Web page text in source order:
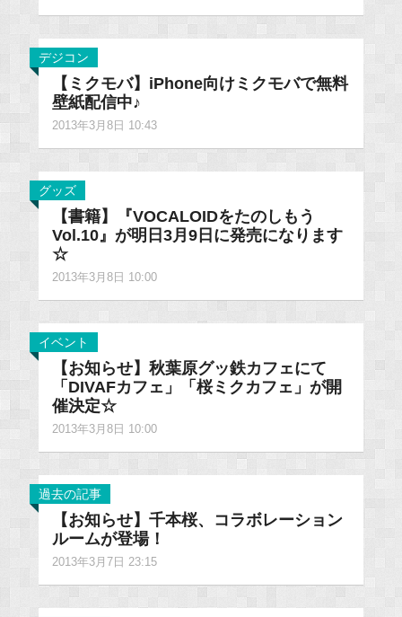
デジコン
【ミクモバ】iPhone向けミクモバで無料
壁紙配信中♪
2013年3月8日 10:43
グッズ
【書籍】『VOCALOIDをたのしもう
Vol.10』が明日3月9日に発売になります
☆
2013年3月8日 10:00
イベント
【お知らせ】秋葉原グッ鉄カフェにて
「DIVAFカフェ」「桜ミクカフェ」が開
催決定☆
2013年3月8日 10:00
過去の記事
【お知らせ】千本桜、コラボレーション
ルームが登場！
2013年3月7日 23:15